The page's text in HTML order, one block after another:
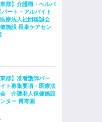
東郡】介護職・ヘルパ
パート・アルバイト
療法人社団聡誠会
施設 長泉ケアセン
東郡】准看護師パー
イト募集要項・医療法
会 介護老人保健施設
ター 博寿園